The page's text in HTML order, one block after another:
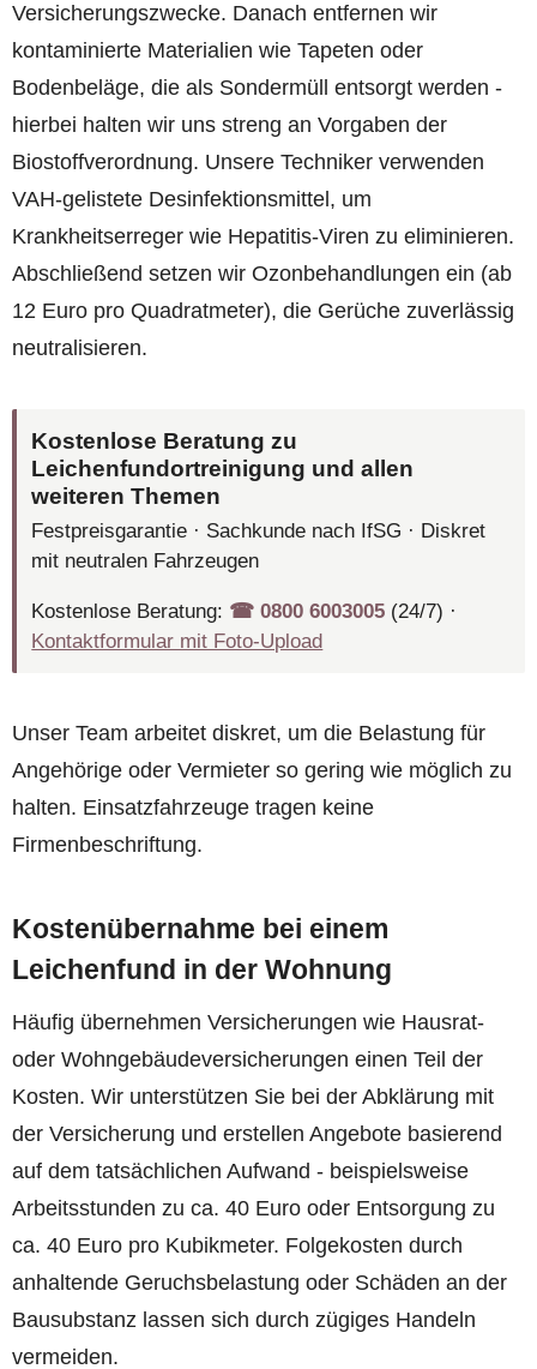
Versicherungszwecke. Danach entfernen wir
kontaminierte Materialien wie Tapeten oder
Bodenbeläge, die als Sondermüll entsorgt werden -
hierbei halten wir uns streng an Vorgaben der
Biostoffverordnung. Unsere Techniker verwenden
VAH-gelistete Desinfektionsmittel, um
Krankheitserreger wie Hepatitis-Viren zu eliminieren.
Abschließend setzen wir Ozonbehandlungen ein (ab
12 Euro pro Quadratmeter), die Gerüche zuverlässig
neutralisieren.
Kostenlose Beratung zu
Leichenfundortreinigung und allen
weiteren Themen
Festpreisgarantie · Sachkunde nach IfSG · Diskret
mit neutralen Fahrzeugen
Kostenlose Beratung: ☎︎ 0800 6003005 (24/7) ·
Kontaktformular mit Foto-Upload
Unser Team arbeitet diskret, um die Belastung für
Angehörige oder Vermieter so gering wie möglich zu
halten. Einsatzfahrzeuge tragen keine
Firmenbeschriftung.
Kostenübernahme bei einem
Leichenfund in der Wohnung
Häufig übernehmen Versicherungen wie Hausrat-
oder Wohngebäudeversicherungen einen Teil der
Kosten. Wir unterstützen Sie bei der Abklärung mit
der Versicherung und erstellen Angebote basierend
auf dem tatsächlichen Aufwand - beispielsweise
Arbeitsstunden zu ca. 40 Euro oder Entsorgung zu
ca. 40 Euro pro Kubikmeter. Folgekosten durch
anhaltende Geruchsbelastung oder Schäden an der
Bausubstanz lassen sich durch zügiges Handeln
vermeiden.